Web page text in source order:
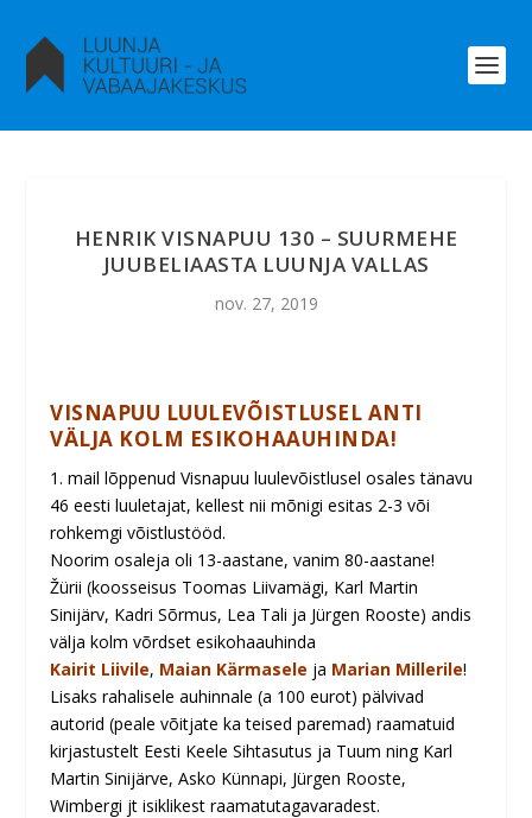
HENRIK VISNAPUU 130 – SUURMEHE
JUUBELIAASTA LUUNJA VALLAS
nov. 27, 2019
VISNAPUU LUULEVÕISTLUSEL ANTI
VÄLJA KOLM ESIKOHAAUHINDA!
1. mail lõppenud Visnapuu luulevõistlusel osales tänavu
46 eesti luuletajat, kellest nii mõnigi esitas 2-3 või
rohkemgi võistlustööd.
Noorim osaleja oli 13-aastane, vanim 80-aastane!
Žürii (koosseisus Toomas Liivamägi, Karl Martin
Sinijärv, Kadri Sõrmus, Lea Tali ja Jürgen Rooste) andis
välja kolm võrdset esikohaauhinda
Kairit Liivile, Maian Kärmasele ja Marian Millerile!
Lisaks rahalisele auhinnale (a 100 eurot) pälvivad
autorid (peale võitjate ka teised paremad) raamatuid
kirjastustelt Eesti Keele Sihtasutus ja Tuum ning Karl
Martin Sinijärve, Asko Künnapi, Jürgen Rooste,
Wimbergi jt isiklikest raamatutagavaradest.